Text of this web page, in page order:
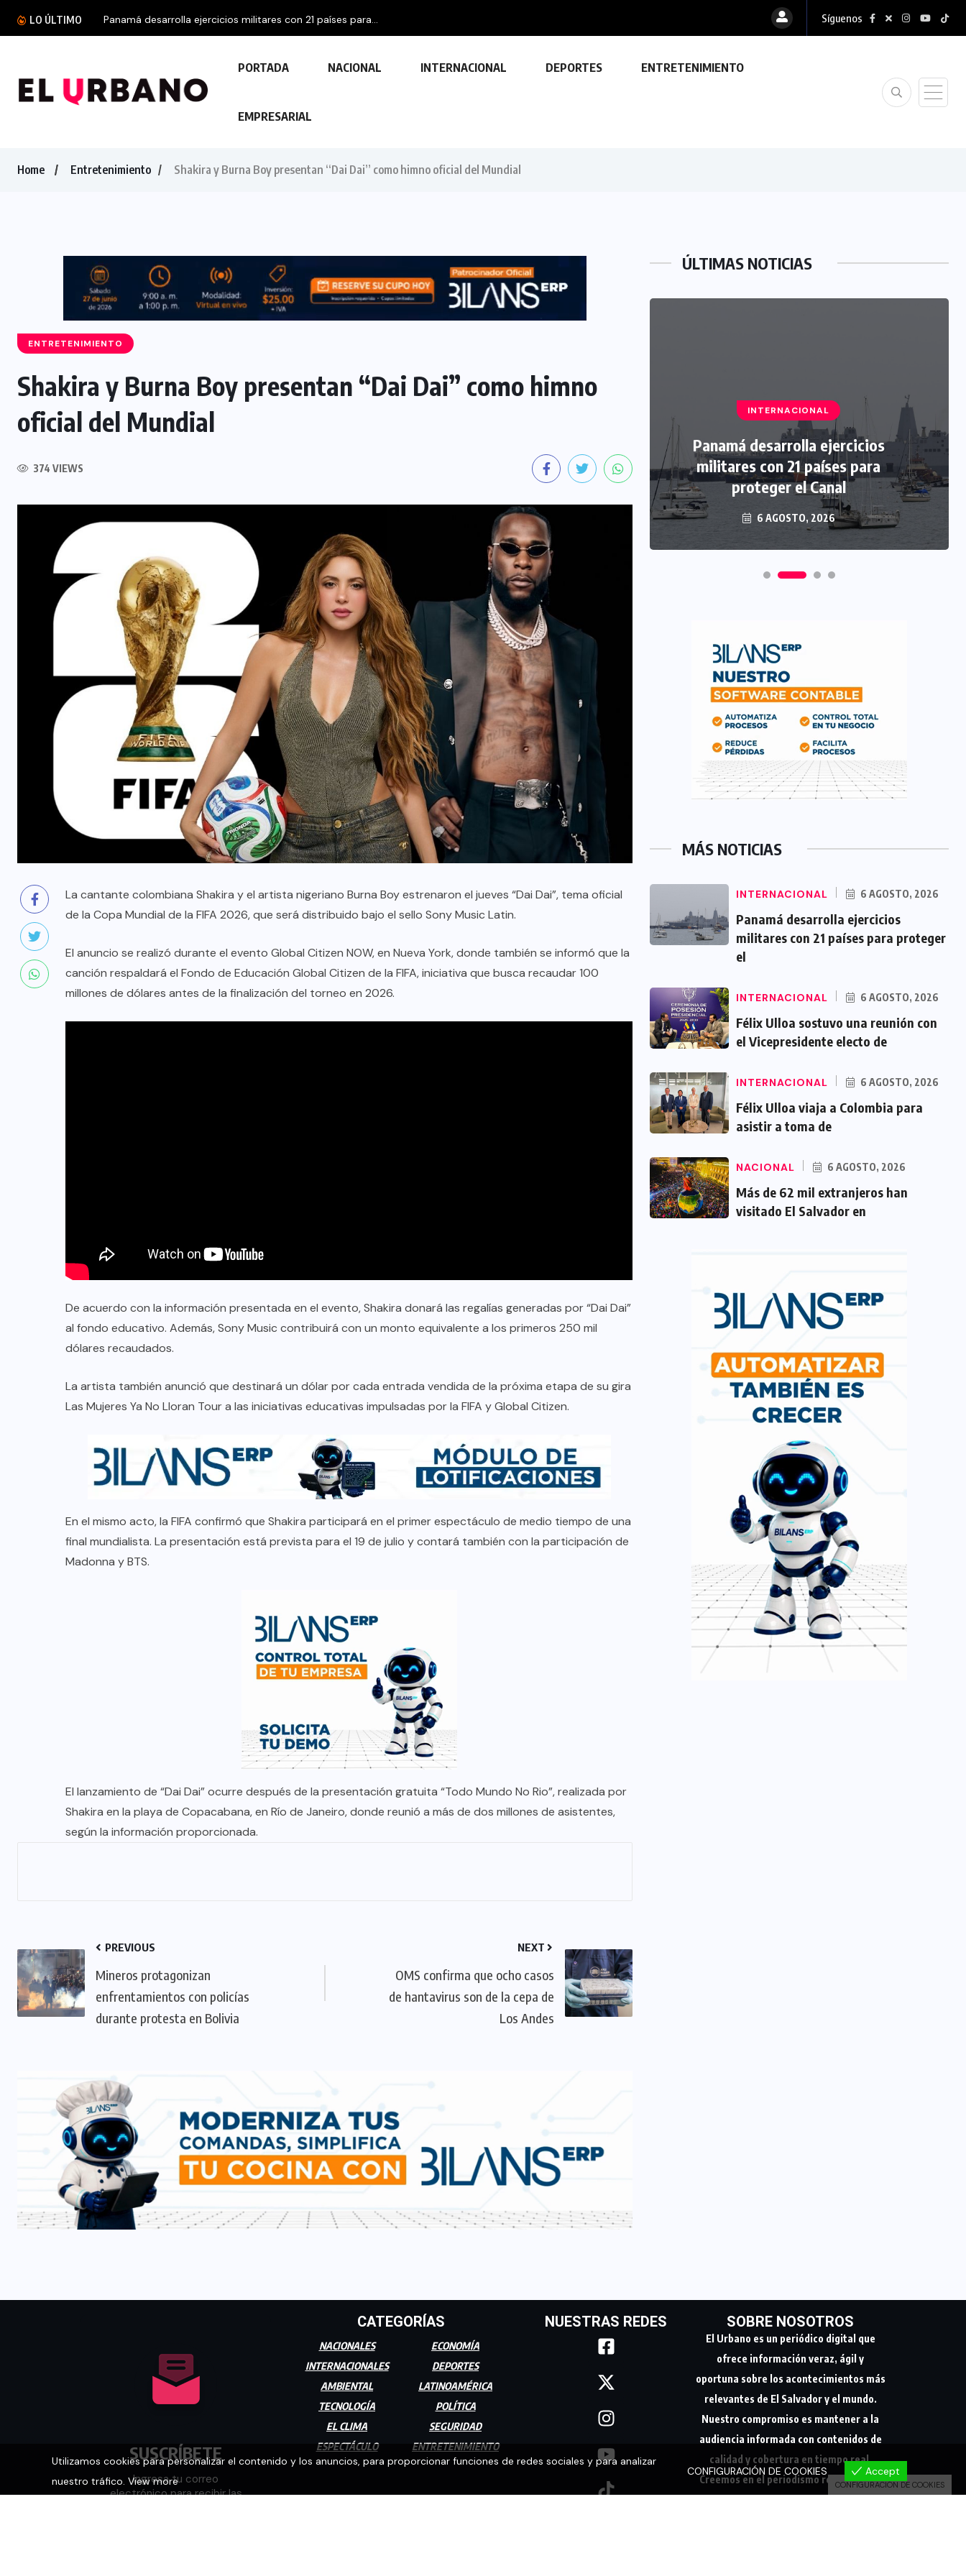
LO ÚLTIMO Panamá desarrolla ejercicios militares con 21 países para... Síguenos
PORTADA NACIONAL INTERNACIONAL DEPORTES ENTRETENIMIENTO
EMPRESARIAL
Home Entretenimiento Shakira y Burna Boy presentan “Dai Dai” como himno oficial del Mundial
ENTRETENIMIENTO
Shakira y Burna Boy presentan “Dai Dai” como himno
oficial del Mundial
374 VIEWS
La cantante colombiana Shakira y el artista nigeriano Burna Boy estrenaron el jueves “Dai Dai”, tema oficial
de la Copa Mundial de la FIFA 2026, que será distribuido bajo el sello Sony Music Latin.
El anuncio se realizó durante el evento Global Citizen NOW, en Nueva York, donde también se informó que la
canción respaldará el Fondo de Educación Global Citizen de la FIFA, iniciativa que busca recaudar 100
millones de dólares antes de la finalización del torneo en 2026.
De acuerdo con la información presentada en el evento, Shakira donará las regalías generadas por “Dai Dai”
al fondo educativo. Además, Sony Music contribuirá con un monto equivalente a los primeros 250 mil
dólares recaudados.
La artista también anunció que destinará un dólar por cada entrada vendida de la próxima etapa de su gira
Las Mujeres Ya No Lloran Tour a las iniciativas educativas impulsadas por la FIFA y Global Citizen.
En el mismo acto, la FIFA confirmó que Shakira participará en el primer espectáculo de medio tiempo de una
final mundialista. La presentación está prevista para el 19 de julio y contará también con la participación de
Madonna y BTS.
El lanzamiento de “Dai Dai” ocurre después de la presentación gratuita “Todo Mundo No Rio”, realizada por
Shakira en la playa de Copacabana, en Río de Janeiro, donde reunió a más de dos millones de asistentes,
según la información proporcionada.
PREVIOUS
Mineros protagonizan
enfrentamientos con policías
durante protesta en Bolivia
NEXT
OMS confirma que ocho casos
de hantavirus son de la cepa de
Los Andes
ÚLTIMAS NOTICIAS
INTERNACIONAL
23 FEBRERO, 2024
INTERNACIONAL
Panamá desarrolla ejercicios
militares con 21 países para
proteger el Canal
6 AGOSTO, 2026
MÁS NOTICIAS
INTERNACIONAL 6 AGOSTO, 2026
Panamá desarrolla ejercicios
militares con 21 países para proteger
el
INTERNACIONAL 6 AGOSTO, 2026
Félix Ulloa sostuvo una reunión con
el Vicepresidente electo de
INTERNACIONAL 6 AGOSTO, 2026
Félix Ulloa viaja a Colombia para
asistir a toma de
NACIONAL 6 AGOSTO, 2026
Más de 62 mil extranjeros han
visitado El Salvador en
SUSCRÍBETE
Ingresa tu correo
electrónico para recibir las
CATEGORÍAS
NACIONALES
INTERNACIONALES
AMBIENTAL
TECNOLOGÍA
EL CLIMA
ESPECTÁCULO
ECONOMÍA
DEPORTES
LATINOAMÉRICA
POLÍTICA
SEGURIDAD
ENTRETENIMIENTO
NUESTRAS REDES SOBRE NOSOTROS
El Urbano es un periódico digital que
ofrece información veraz, ágil y
oportuna sobre los acontecimientos más
relevantes de El Salvador y el mundo.
Nuestro compromiso es mantener a la
audiencia informada con contenidos de
calidad y cobertura en tiempo real.
Creemos en el periodismo responsable,
Utilizamos cookies para personalizar el contenido y los anuncios, para proporcionar funciones de redes sociales y para analizar
nuestro tráfico. View more
CONFIGURACIÓN DE COOKIES Accept
CONFIGURACIÓN DE COOKIES